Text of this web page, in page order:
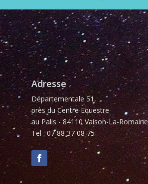
Adresse
Départementale 51,
près du Centre Equestre
au Palis - 84110 Vaison-La-Romaine
Tel : 07 88 37 08 75